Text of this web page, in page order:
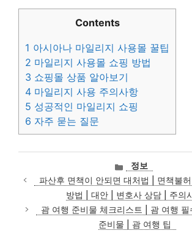
Contents
1 아시아나 마일리지 사용몰 꿀팁
2 마일리지 사용몰 쇼핑 방법
3 쇼핑몰 상품 알아보기
4 마일리지 사용 주의사항
5 성공적인 마일리지 쇼핑
6 자주 묻는 질문
카
테
고
리
정보
파산후 면책이 안되면 대처법 | 면책불
방법 | 대안 | 변호사 상담 | 주의
괌 여행 준비물 체크리스트 | 괌 여행
준비물 | 괌 여행 팁